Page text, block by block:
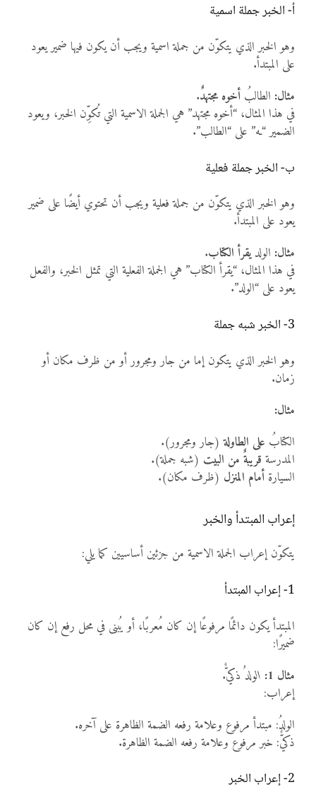
أ- الخبر جملة اسمية
وهو الخبر الذي يتكوّن من جملة اسمية ويجب أن يكون فيها ضمير يعود
على المبتدأ.
مثال: الطالبُ أخوه مجتهدٌ.
في هذا المثال، “أخوه مجتهد” هي الجملة الاسمية التي تُكوِّن الخبر، ويعود
الضمير “ـه” على “الطالب”.
ب- الخبر جملة فعلية
وهو الخبر الذي يتكوّن من جملة فعلية ويجب أن تحتوي أيضًا على ضمير
يعود على المبتدأ.
مثال: الولديقرأ الكتاب.
في هذا المثال، “يقرأ الكتاب” هي الجملة الفعلية التي تمثل الخبر، والفعل
يعود على “الولد”.
3- الخبر شبه جملة
وهو الخبر الذي يتكون إما من جار ومجرور أو من ظرف مكان أو
زمان.
مثال:
الكتابُ على الطاولة(جار ومجرور).
المدرسة قريبةٌ من البيت (شبه جملة).
السيارة أمام المنزل (ظرف مكان).
إعراب المبتدأ والخبر
يتكوّن إعراب الجملة الاسمية من جزئين أساسيين كما يلي:
1- إعراب المبتدأ
المبتدأ يكون دائمًا مرفوعًا إن كان مُعربًا، أو يُبنى في محل رفع إن كان
ضميرًا:
مثال 1:
الولدُ ذكيٌّ.
إعراب:
الولدُ: مبتدأ مرفوع وعلامة رفعه الضمة الظاهرة على آخره.
ذكيٌّ: خبر مرفوع وعلامة رفعه الضمة الظاهرة.
2- إعراب الخبر